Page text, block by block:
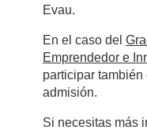
Evau.
En el caso del
Emprendedor e
participar
admisión.
Si necesitas más